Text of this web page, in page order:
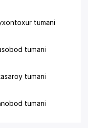
tumani
tumani
tumani
tumani